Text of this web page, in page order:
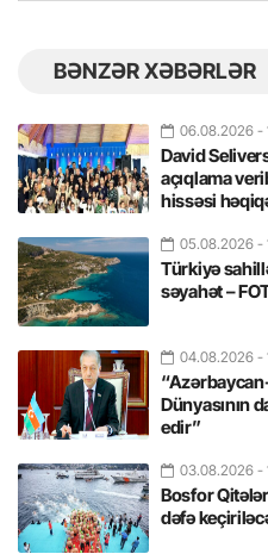
BƏNZƏR XƏBƏRLƏR
06.08.2026 -
David
açıqlama
hissəsi
05.08.2026 -
Türkiyə
səyahət –
04.08.2026 -
Dünyasının
edir”
03.08.2026 -
Bosfor
dəfə